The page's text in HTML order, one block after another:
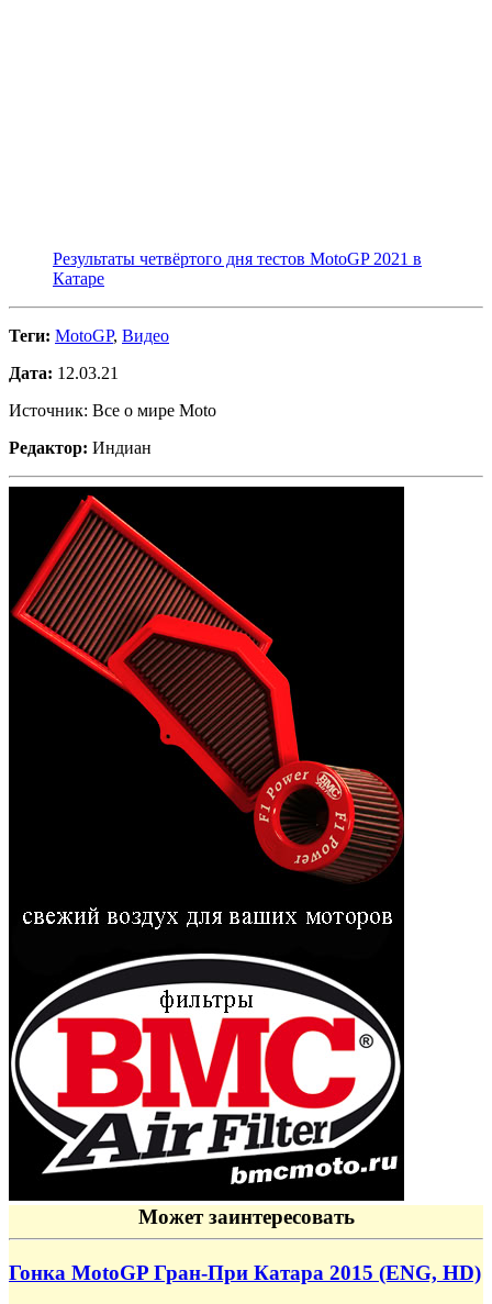
Результаты четвёртого дня тестов MotoGP 2021 в
Катаре
Теги: MotoGP, Видео
Дата: 12.03.21
Источник: Все о мире Moto
Редактор: Индиан
Может заинтересовать
Гонка MotoGP Гран-При Катара 2015 (ENG, HD)